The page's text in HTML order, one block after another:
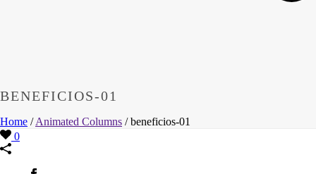
BENEFICIOS-01
Home /Animated Columns / beneficios-01
0